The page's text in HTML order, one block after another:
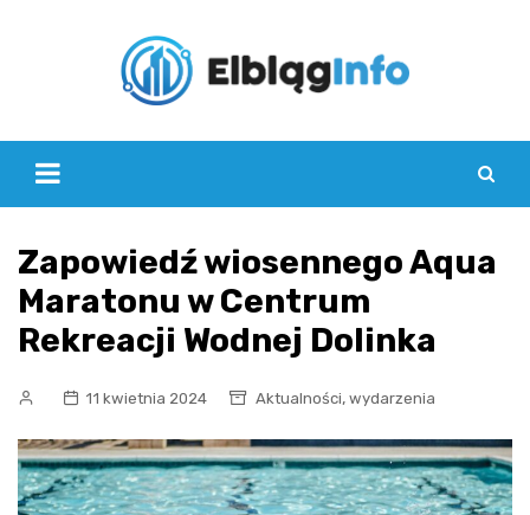
Zapowiedź wiosennego Aqua
Maratonu w Centrum
Rekreacji Wodnej Dolinka
11 kwietnia 2024 Aktualności, wydarzenia